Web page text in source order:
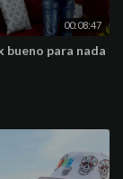
00:08:47
bueno para nada